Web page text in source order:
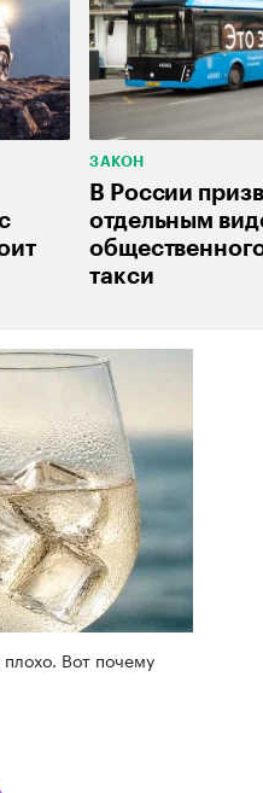
ЗАКОН
В России
отдельным
такси
плохо. Вот почему